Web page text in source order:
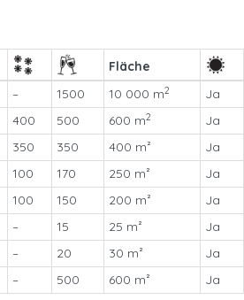
Fläche
– 1500 10 000 m2
Ja
400 500 600 m2
Ja
350 350 400 m²
Ja
100 170 250 m²
Ja
100 150 200 m²
Ja
– 15 25 m²
Ja
– 20 30 m²
Ja
– 500 600 m² Ja